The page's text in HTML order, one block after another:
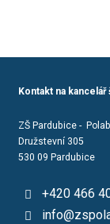
Kontakt na kancelář
ZŠ Pardubice -
Družstevní 305
530 09 Pardubice
+420 466